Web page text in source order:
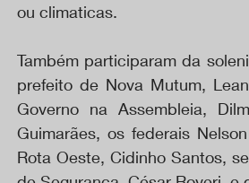
ou climaticas.
Também participaram da
prefeito de Nova Mutum,
Governo na Assembleia,
Guimarães, os federais
Rota Oeste, Cidinho Santos,